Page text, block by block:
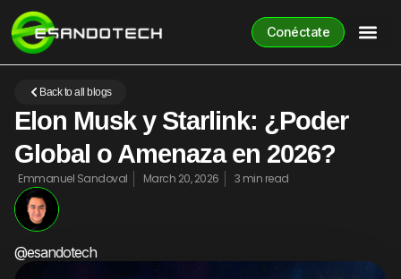
Conéctate
Back to all blogs
Elon Musk y Starlink: ¿Poder
Global o Amenaza en 2026?
Emmanuel Sandoval March 20, 2026 3 min read
@esandotech